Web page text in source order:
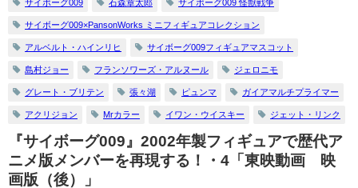
サイボーグ009 石森章太郎 サイボーグ009 怪獣戦争
サイボーグ009×PansonWorks ミニフィギュアコレクション
アルベルト・ハインリヒ サイボーグ009フィギュアマスコット
島村ジョー フランソワーズ・アルヌール ジェロニモ
グレート・ブリテン 張々湖 ピュンマ ガイアマルチプライマー
アクリジョン Mrカラー イワン・ウイスキー ジェット・リンク
『サイボーグ009』2002年製フィギュアで歴代ア
ニメ版メンバーを再現する！・4「東映動画 映
画版（後）」